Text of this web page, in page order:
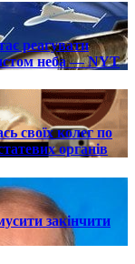
реагувати
неба — NYT
своїх колег по
органів
закінчити